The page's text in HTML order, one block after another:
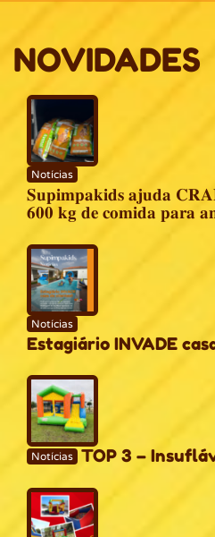
NOVIDADES
Notícias
𝐒𝐮𝐩𝐢𝐦𝐩𝐚𝐤𝐢𝐝𝐬 𝐚𝐣𝐮𝐝𝐚
𝟔𝟎𝟎 𝐤𝐠 𝐝𝐞 𝐜𝐨𝐦𝐢𝐝𝐚 𝐩𝐚𝐫𝐚
Notícias
Estagiário INVADE
Notícias TOP 3 –